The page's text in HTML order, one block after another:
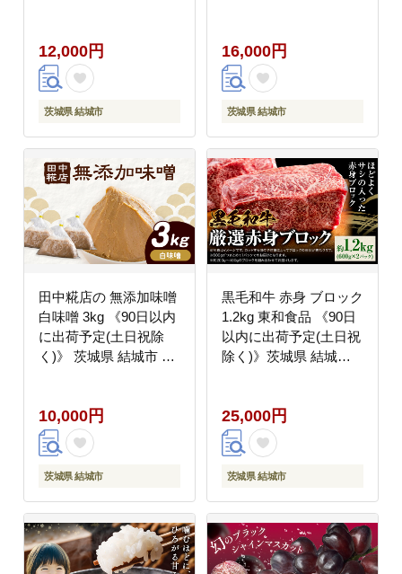
く)》茨城県 結城市 車
カー用品 消臭剤【配送
不可地域あり】(沖縄・
離島)---
12,000円
茨城県 結城市
国産 ローストビーフ 牛
たたき ステーキ お取り
寄せ グルメ【配送不可
地域あり】---
16,000円
茨城県 結城市
田中糀店の 無添加味噌
白味噌 3kg 《90日以内
に出荷予定(土日祝除
く)》 茨城県 結城市 米
健康 セット---
yuki_tnka_4_3kg---
10,000円
茨城県 結城市
黒毛和牛 赤身 ブロック
1.2kg 東和食品 《90日
以内に出荷予定(土日祝
除く)》茨城県 結城市
国産 ローストビーフ 牛
たたき ステーキ お取り
寄せ グルメ【配送不可
地域あり】---
25,000円
茨城県 結城市